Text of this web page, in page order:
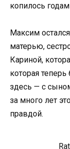
копилось
Максим
матерью,
Кариной,
которая
здесь — с
за много лет
правдой.